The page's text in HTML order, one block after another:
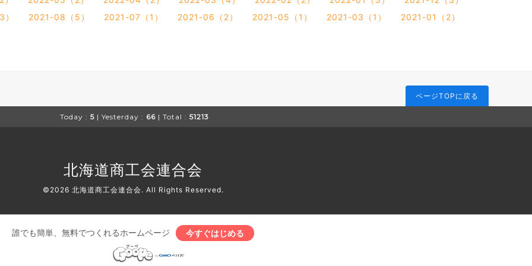
2021-08（5） 2021-07（1） 2021-06（2） 2021-05（1） 2021-03（1） 2021-01（2）
ページTOPに戻る
Today : 5 | Yesterday : 66 | Total : 51213
北海道商工会連合会
©2026 北海道商工会連合会. All Rights Reserved.
誰でも簡単、無料でつくれるホームページ 今すぐはじめる